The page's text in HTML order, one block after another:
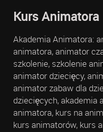
Kurs Animatora
Akademia Animatora:
animatora, animator
szkolenie, szkolenie
animator dziecięcy,
animator zabaw dla
dziecięcych, akademia
animatora, kurs na
kurs animatorów, kurs